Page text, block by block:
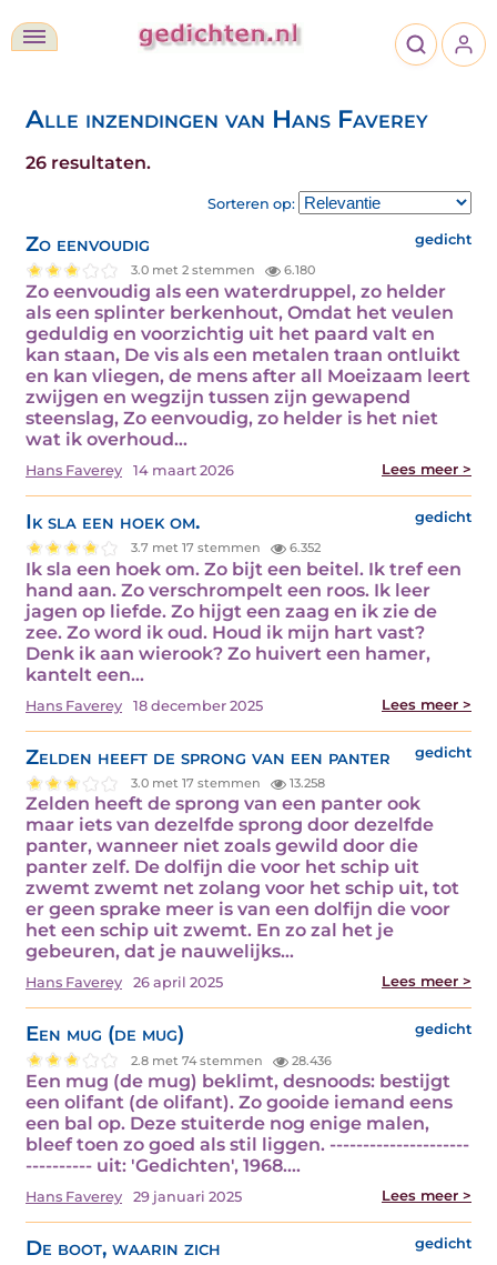
Alle inzendingen van Hans Faverey
26 resultaten.
Sorteren op:
Zo eenvoudig gedicht
3.0 met 2 stemmen 6.180
Zo eenvoudig als een waterdruppel, zo helder
als een splinter berkenhout, Omdat het veulen
geduldig en voorzichtig uit het paard valt en
kan staan, De vis als een metalen traan ontluikt
en kan vliegen, de mens after all Moeizaam leert
zwijgen en wegzijn tussen zijn gewapend
steenslag, Zo eenvoudig, zo helder is het niet
wat ik overhoud…
Hans Faverey 14 maart 2026 Lees meer >
Ik sla een hoek om. gedicht
3.7 met 17 stemmen 6.352
Ik sla een hoek om. Zo bijt een beitel. Ik tref een
hand aan. Zo verschrompelt een roos. Ik leer
jagen op liefde. Zo hijgt een zaag en ik zie de
zee. Zo word ik oud. Houd ik mijn hart vast?
Denk ik aan wierook? Zo huivert een hamer,
kantelt een…
Hans Faverey 18 december 2025 Lees meer >
Zelden heeft de sprong van een panter gedicht
3.0 met 17 stemmen 13.258
Zelden heeft de sprong van een panter ook
maar iets van dezelfde sprong door dezelfde
panter, wanneer niet zoals gewild door die
panter zelf. De dolfijn die voor het schip uit
zwemt zwemt net zolang voor het schip uit, tot
er geen sprake meer is van een dolfijn die voor
het een schip uit zwemt. En zo zal het je
gebeuren, dat je nauwelijks…
Hans Faverey 26 april 2025 Lees meer >
Een mug (de mug) gedicht
2.8 met 74 stemmen 28.436
Een mug (de mug) beklimt, desnoods: bestijgt
een olifant (de olifant). Zo gooide iemand eens
een bal op. Deze stuiterde nog enige malen,
bleef toen zo goed als stil liggen. ---------------------
---------- uit: 'Gedichten', 1968.…
Hans Faverey 29 januari 2025 Lees meer >
De boot, waarin zich gedicht